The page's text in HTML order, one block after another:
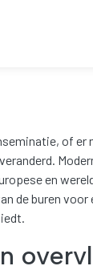
of er
en
de buren